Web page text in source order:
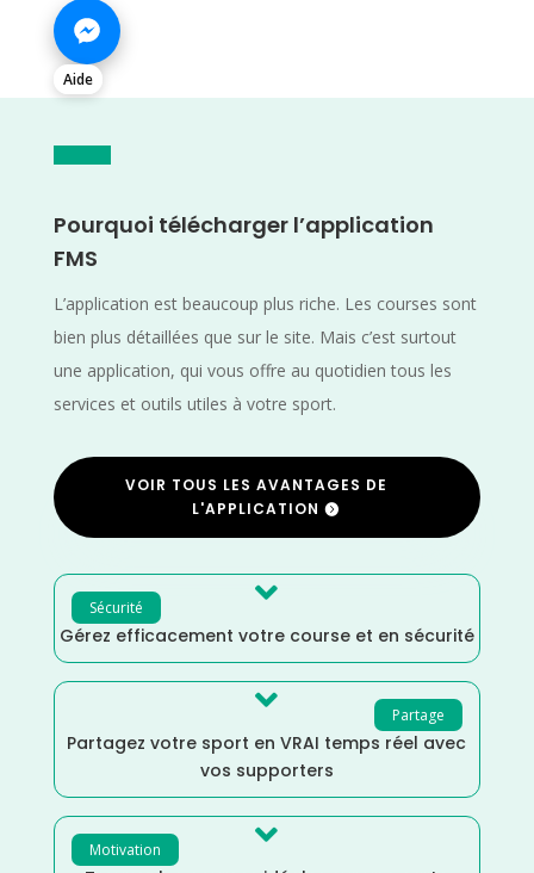
Aide
Pourquoi télécharger l’application
FMS
L’application est beaucoup plus riche. Les courses sont
bien plus détaillées que sur le site. Mais c’est surtout
une application, qui vous offre au quotidien tous les
services et outils utiles à votre sport.
VOIR TOUS LES AVANTAGES DE
L'APPLICATION
Sécurité 
Gérez efficacement votre course et en sécurité
Partage

Partagez votre sport en VRAI temps réel avec
vos supporters
Motivation 